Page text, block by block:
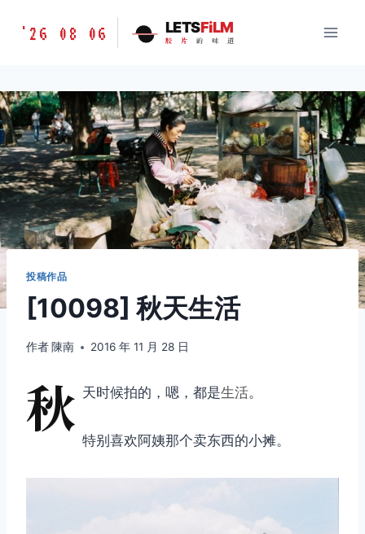
胶
味
道
LETSFILM
'26 08 06 LETSFiLM
胶 片 的 味 道
投稿作品
[10098] 秋天生活
作者 陳南 2016 年 11 月 28 日
秋 天时候拍的，嗯，都是生活。
特别喜欢阿姨那个卖东西的小摊。